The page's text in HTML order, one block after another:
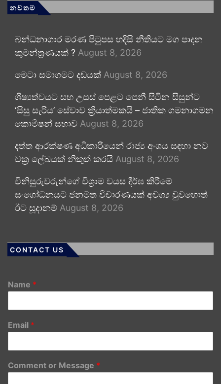
නවතම
බන්ධනාගාර මරණ පිටුපස හදිසි නීතියට මග පාදන
කුමන්ත්‍රණයක් ? August 8, 2026
මෙටා සමාගමට දඩයක් August 8, 2026
ශිෂ්‍යත්වයට සහ උසස් පෙළට පෙනී සිටින සිසුන්ට
‘සිසු සැරිය’ සේවාව ක්‍රියාත්මකයි – ජාතික ගමනාගමන
කොමිෂන් සභාව August 8, 2026
දත්ත ආරක්ෂණ අධිකාරියෙන් රාජ්‍ය අංශය සඳහා නව
චක්‍ර ලේඛයක් නිකුත් කරයි August 8, 2026
විනිසුරුවරුන්ගේ විශ්‍රාම වයස දීර්ඝ කිරීමේ
සංශෝධනයට ජනමත විචාරණයක් අවශ්‍ය වුවහොත්
ඊට සූදානම් August 8, 2026
CONTACT US
Name *
Email *
Comment or Message *